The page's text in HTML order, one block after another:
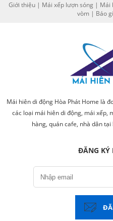
Giới thiệu | Mái xếp lượn sóng | Mái
vòm| Báo
Mái hiên di động Hòa Phát Home là
các loại mái hiên di động, mái xếp,
hàng, quán cafe, nhà dân
ĐĂNG KÝ